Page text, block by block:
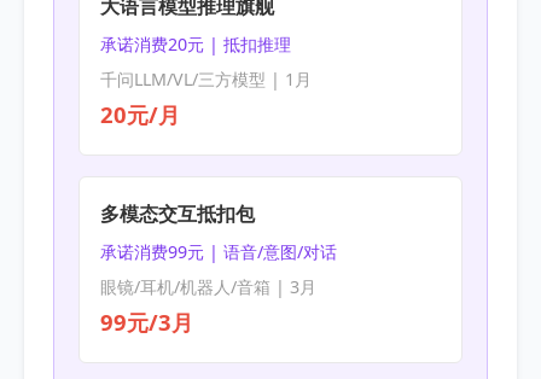
大语言模型推理旗舰
承诺消费20元 | 抵扣推理
千问LLM/VL/三方模型 | 1月
20元/月
多模态交互抵扣包
承诺消费99元 | 语音/意图/对话
眼镜/耳机/机器人/音箱 | 3月
99元/3月